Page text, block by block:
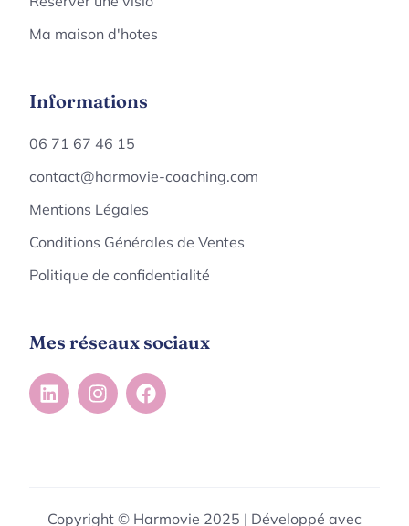
Ma maison d'hotes
Informations
06 71 67 46 15
contact@harmovie-coaching.com
Mentions Légales
Conditions Générales de Ventes
Politique de confidentialité
Mes réseaux sociaux
Copyright © Harmovie 2025 | Développé avec